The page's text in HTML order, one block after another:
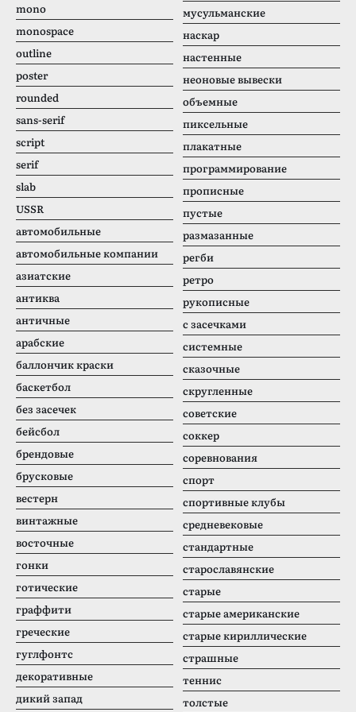
mono
monospace
outline
poster
rounded
sans-serif
script
serif
slab
USSR
автомобильные
автомобильные компании
азиатские
антиква
античные
арабские
баллончик краски
баскетбол
без засечек
бейсбол
брендовые
брусковые
вестерн
винтажные
восточные
гонки
готические
граффити
греческие
гуглфонтс
декоративные
дикий запад
мусульманские
наскар
настенные
неоновые вывески
объемные
пиксельные
плакатные
программирование
прописные
пустые
размазанные
регби
ретро
рукописные
с засечками
системные
сказочные
скругленные
советские
соккер
соревнования
спорт
спортивные клубы
средневековые
стандартные
старославянские
старые
старые американские
старые кириллические
страшные
теннис
толстые